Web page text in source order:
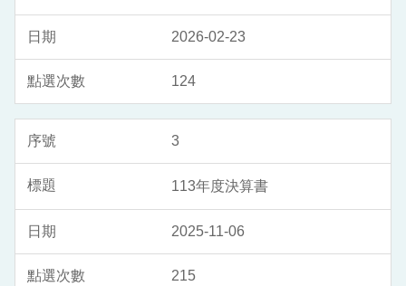
2026-02-23
124
3
113年度決算書
2025-11-06
215